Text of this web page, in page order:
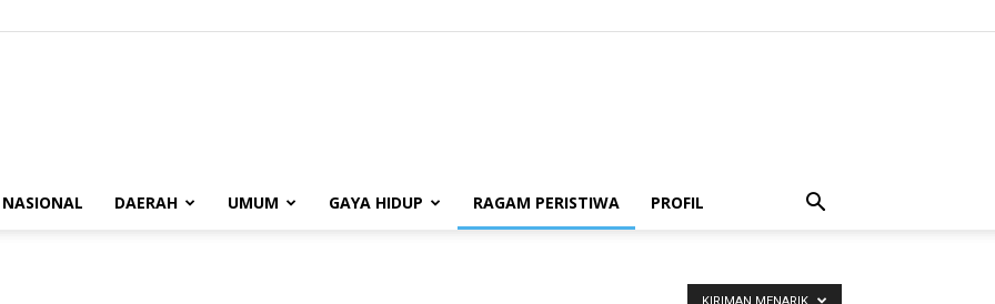
NASIONAL DAERAH UMUM GAYA HIDUP RAGAM PERISTIWA PROFIL